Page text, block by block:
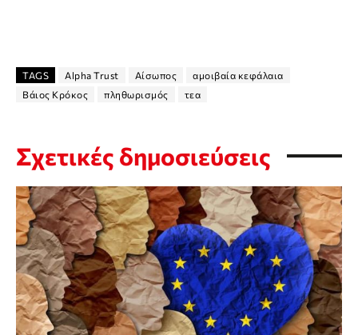
TAGS Alpha Trust Αίσωπος
αμοιβαία κεφάλαια
Βάιος Κρόκος
πληθωρισμός τεα
Σχετικές δημοσιεύσεις